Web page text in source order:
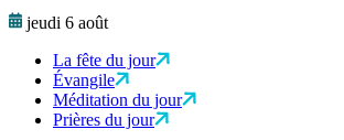
jeudi 6 août
La fête du jour
Évangile
Méditation du jour
Prières du jour